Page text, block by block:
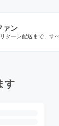
ァン
ターン配送まで、す
す